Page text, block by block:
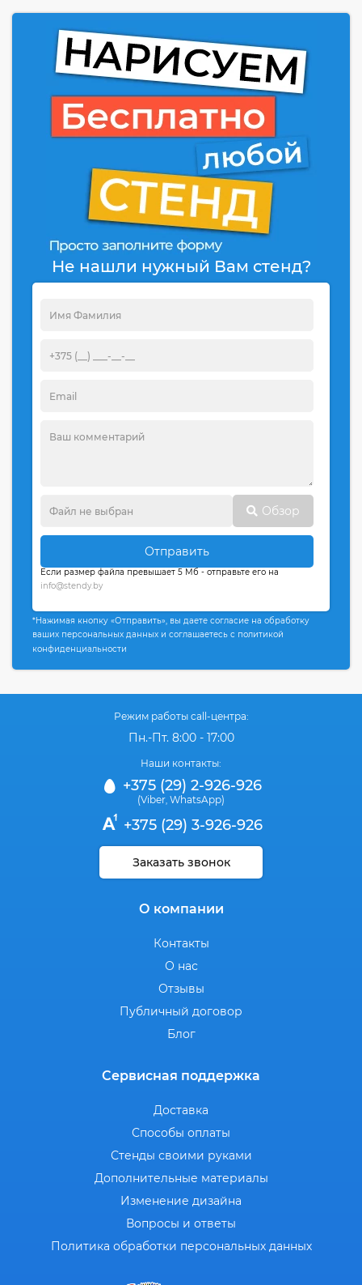
Не нашли нужный Вам стенд?
Обзор
Отправить
Если размер файла превышает 5 Мб - отправьте его на
info@stendy.by
*Нажимая кнопку «Отправить», вы даете согласие на обработку
ваших персональных данных и соглашаетесь с политикой
конфиденциальности
Режим работы call-центра:
Пн.-Пт. 8:00 - 17:00
Наши контакты:
+375 (29) 2-926-926
(Viber WhatsApp)
+375 (29) 3-926-926
Заказать звонок
О компании
Контакты
О нас
Отзывы
Публичный договор
Блог
Сервисная поддержка
Доставка
Способы оплаты
Стенды своими руками
Дополнительные материалы
Изменение дизайна
Вопросы и ответы
Политика обработки персональных данных